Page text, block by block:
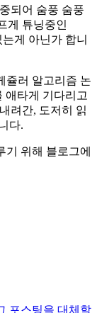
되어 숨풍 숨풍
게 튜닝중인
게 아닌가 합니
쥴러 알고리즘 논
애타게 기다리고
려간, 도저히 읽
다.
기 위해 블로그에
포스팅을 대체할